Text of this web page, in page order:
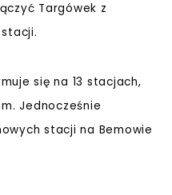
Targówek z
się na 13 stacjach,
Jednocześnie
stacji na Bemowie